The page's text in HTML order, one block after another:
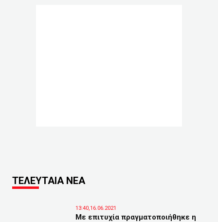
ΤΕΛΕΥΤΑΙΑ ΝΕΑ
13:40,16.06.2021
Με επιτυχία πραγματοποιήθηκε η